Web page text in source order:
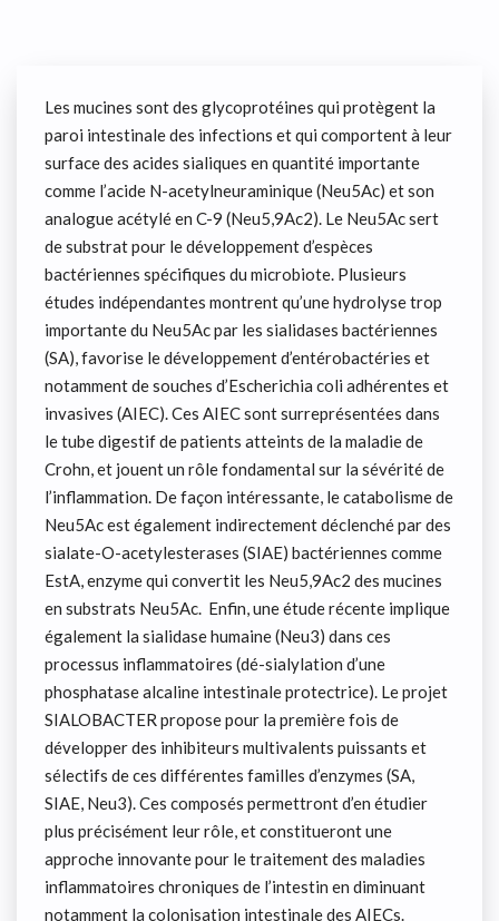
Les mucines sont des glycoprotéines qui protègent la
paroi intestinale des infections et qui comportent à leur
surface des acides sialiques en quantité importante
comme l’acide N-acetylneuraminique (Neu5Ac) et son
analogue acétylé en C-9 (Neu5,9Ac2). Le Neu5Ac sert
de substrat pour le développement d’espèces
bactériennes spécifiques du microbiote. Plusieurs
études indépendantes montrent qu’une hydrolyse trop
importante du Neu5Ac par les sialidases bactériennes
(SA), favorise le développement d’entérobactéries et
notamment de souches d’Escherichia coli adhérentes et
invasives (AIEC). Ces AIEC sont surreprésentées dans
le tube digestif de patients atteints de la maladie de
Crohn, et jouent un rôle fondamental sur la sévérité de
l’inflammation. De façon intéressante, le catabolisme de
Neu5Ac est également indirectement déclenché par des
sialate-O-acetylesterases (SIAE) bactériennes comme
EstA, enzyme qui convertit les Neu5,9Ac2 des mucines
en substrats Neu5Ac. Enfin, une étude récente implique
également la sialidase humaine (Neu3) dans ces
processus inflammatoires (dé-sialylation d’une
phosphatase alcaline intestinale protectrice). Le projet
SIALOBACTER propose pour la première fois de
développer des inhibiteurs multivalents puissants et
sélectifs de ces différentes familles d’enzymes (SA,
SIAE, Neu3). Ces composés permettront d’en étudier
plus précisément leur rôle, et constitueront une
approche innovante pour le traitement des maladies
inflammatoires chroniques de l’intestin en diminuant
notamment la colonisation intestinale des AIECs.